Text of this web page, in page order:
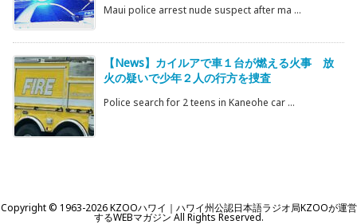
Maui police arrest nude suspect after ma ...
【News】カイルアで車１台が燃える火事 放
火の疑いで少年２人の行方を捜査
Police search for 2 teens in Kaneohe car ...
Copyright © 1963-2026KZOOハワイ｜ハワイ州公認日本語ラジオ局KZOOが運営
するWEBマガジンAll Rights Reserved.